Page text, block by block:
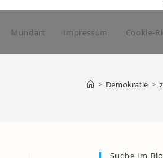
Mundart Impressum Cookie-
> Demokratie >
Suche Im